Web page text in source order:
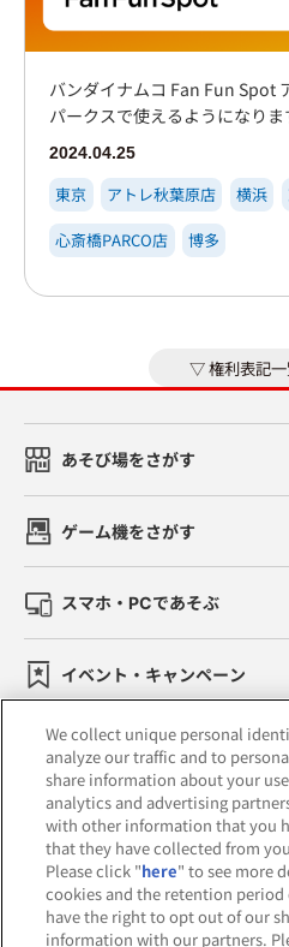
バンダイナムコ Fan Fun Spot
パークスで使えるようになりま
2024.04.25
東京 アトレ秋葉原店 横浜
心斎橋PARCO店
博多
権利表記
あそび場をさがす
ゲーム機をさがす
スマホ・PCであそぶ
イベント・キャンペーン
関連会社 サステナビリ
プライバシ
ウェブアクセシビリ
お取引先さまとともに
We collect unique personal
analyze our traffic and to
share information about your
analytics and advertising
with other information that you
that they have collected from
Please click "here" to see more
cookies and the retention period
have the right to opt out of our
information with our partners.